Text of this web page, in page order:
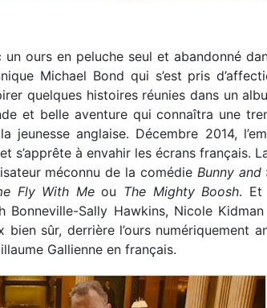
ours en peluche seul et abandonné
Michael Bond qui s’est pris
quelques histoires réunies dans un
et belle aventure qui connaîtra une
anglaise. Décembre 2014,
s’apprête à envahir les écrans français.
méconnu de la comédie Bunny and
Fly With Meou The Mighty Boosh. Et
Bonneville-Sally Hawkins, Nicole
sûr, derrière l’ours numériquement
Gallienne en français.